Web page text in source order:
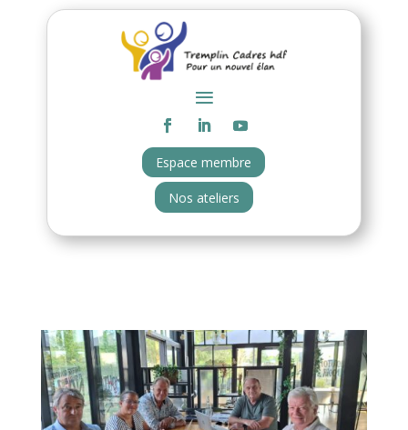
Espace membre
Nos ateliers